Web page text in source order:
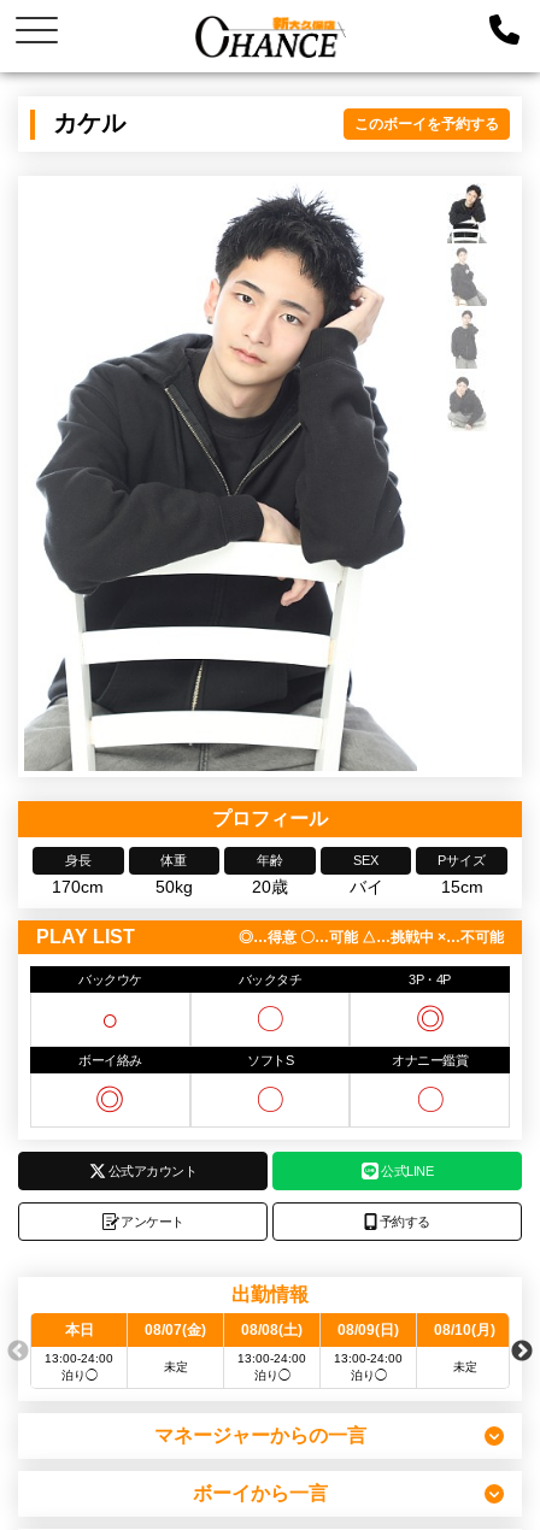
カケル このボーイを予約する
プロフィール
身長
170cm
体重
50kg
年齢
20歳
SEX
バイ
Pサイズ
15cm
PLAY LIST ◎…得意 〇…可能 △…挑戦中 ×…不可能
バックウケ
○
バックタチ
〇
3P・4P
◎
ボーイ絡み
◎
ソフトS
〇
オナニー鑑賞
〇
公式アカウント 公式LINE
アンケート 予約する
出勤情報
本日
13:00-24:00
泊り◯
08/07(金)
未定
08/08(土)
13:00-24:00
泊り◯
08/09(日)
13:00-24:00
泊り◯
08/10(月)
未定
マネージャーからの一言
ボーイから一言